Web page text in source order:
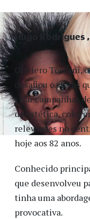
Oliviero Toscani,
desafiou o status
criar campanhas
da estética,
relevantes no
hoje aos 82 anos.
Conhecido
que desenvolveu
tinha uma
provocativa.
Hugo Rodrigues